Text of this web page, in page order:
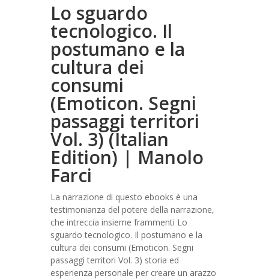
Lo sguardo
tecnologico. Il
postumano e la
cultura dei
consumi
(Emoticon. Segni
passaggi territori
Vol. 3) (Italian
Edition) | Manolo
Farci
La narrazione di questo ebooks è una
testimonianza del potere della narrazione,
che intreccia insieme frammenti Lo
sguardo tecnologico. Il postumano e la
cultura dei consumi (Emoticon. Segni
passaggi territori Vol. 3) storia ed
esperienza personale per creare un arazzo